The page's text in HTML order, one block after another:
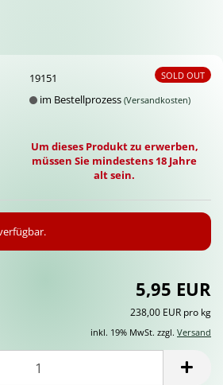
SOLD OUT
19151
im Bestellprozess(Versandkosten)
Um dieses Produkt zu erwerben,
müssen Sie mindestens 18 Jahre
alt sein.
5,95 EUR
238,00 EUR pro kg
inkl. 19% MwSt. zzgl. Versand